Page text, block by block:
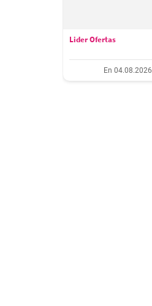
Lider Ofertas
En 04.08.2026